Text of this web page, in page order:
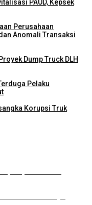
PAUD, Kepsek
Perusahaan
Anomali Transaksi
Dump Truck DLH
Pelaku
Korupsi Truk